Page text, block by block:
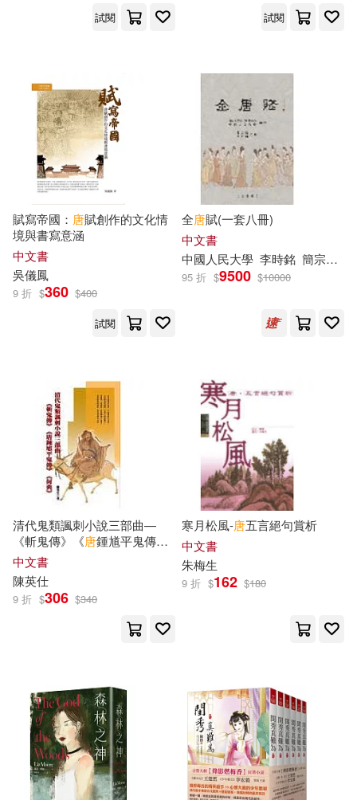
ｍａｇｎｅｔｉｃ Ｇ編集部(15)
uni(14)
上海辭書出版社文學鑒賞辭典編纂
中心(14)
唐 法藏撰(14) 唐安麒(14)
唐容(14)
於天源（主編）(14)
杜浩（主編）(14) 林佩芬(14)
武漢大學中國三至九世紀研究所(1
漫炎動漫 編寫(14)
秋桜ヒロロ(14) 艾左左(14)
艾莉絲．孟若(14)
薛元明（主編）(14)
許嘯天(14) 踊る毒林檎(14)
陶濤(14) 韓兆琦(14)
法律出版社(76)
海豚出版社(75)
中國中醫藥出版社(74)
墨刻(73) 灕江出版社(73)
中州古籍出版社(71)
北京大學醫學出版社(70)
經濟科學出版社(70)
華文出版社(69)
陝西人民出版社(69)
中國友誼出版公司(68)
河南美術出版社(67) 滾石(67)
雲南教育出版社(67)
試閱
試閱
賦寫帝國： 唐賦創作的文化情
境與書寫意涵
中文書
吳儀鳳
9 折 $360 $400
試閱
全唐賦(一套八冊)
中文書
中國人民大學 李時銘 簡宗梧
95 折 $9500 $10000
清代鬼類諷刺小說三部曲—
《斬鬼傳》《唐鍾馗平鬼傳》
《何典》
中文書
陳英仕
9 折 $306 $340
寒月松風-唐五言絕句賞析
中文書
朱梅生
9 折 $162 $180